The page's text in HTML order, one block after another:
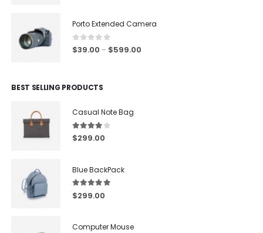
Porto Extended Camera
0out of 5
$39.00 – $599.00
BEST SELLING PRODUCTS
Casual Note Bag
4.00out of 5
$299.00
Blue BackPack
5.00out of 5
$299.00
Computer Mouse